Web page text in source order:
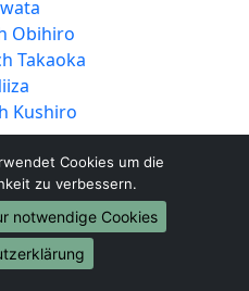
Obihiro
Takaoka
Kushiro
Hadano
Miyakonojō
Matsusaka
Hitachinaka
Cookies um die
zu verbessern.
notwendige Cookies